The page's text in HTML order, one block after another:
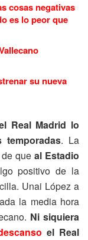
cosas negativas
es lo peor que
su nueva
Real Madrid lo
temporadas. La
que al Estadio
positivo de la
Unai López a
la media hora
Ni siquiera
el Real